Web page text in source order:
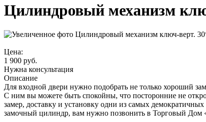
Цилиндровый механизм
Цена:
1 900 руб.
Нужна консультация
Описание
Для входной двери нужно подобрать не только хороший
С ним вы можете быть спокойны, что посторонние не
замер, доставку и установку одни из самых
замочный цилиндр, вам нужно позвонить в Торговый Дом